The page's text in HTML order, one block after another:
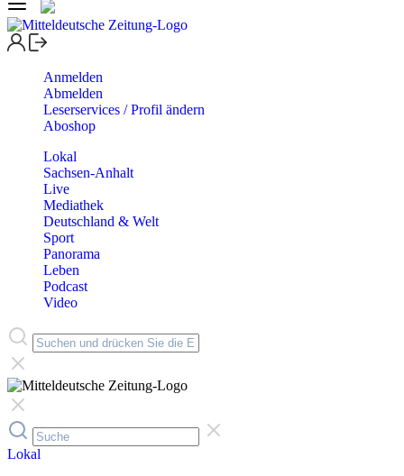
Anmelden
Abmelden
Leserservices / Profil ändern
Aboshop
Lokal
Sachsen-Anhalt
Live
Mediathek
Deutschland & Welt
Sport
Panorama
Leben
Podcast
Video
Lokal